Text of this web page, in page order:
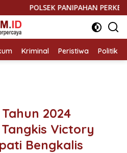
PANIPAHAN PERKETAT
Kriminal Peristiwa Politik
2024
Victory
Bengkalis